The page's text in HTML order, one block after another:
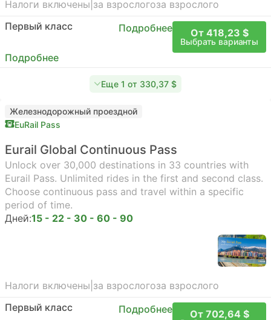
Налоги включены за взрослогоза взрослого
Первый класс
Подробнее От 418,23 $
Выбрать варианты
Подробнее
Еще 1 от 330,37 $
Железнодорожный проездной
EuRail Pass
Eurail Global Continuous Pass
Unlock over 30,000 destinations in 33 countries with
Eurail Pass. Unlimited rides in the first and second class.
Choose continuous pass and travel within a specific
period of time.
Дней:15 - 22 - 30 - 60 - 90
Налоги включены за взрослогоза взрослого
Первый класс
Подробнее От 702,64 $